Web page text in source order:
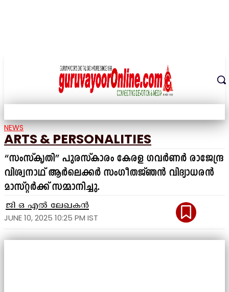
NEWS
ARTS & PERSONALITIES
“സംസ്കൃതി” പുരസ്കാരം കേരള ഗവർണർ രാജേന്ദ്ര
വിശ്വനാഥ് ആർലെക്കർ സംഗീതജ്ഞൻ വിദ്യാധരൻ
മാസ്റ്റർക്ക് സമ്മാനിച്ചു.
ജി ഒ എൽ ലേഖകൻ
JUNE 10, 2025 10:25 PM IST